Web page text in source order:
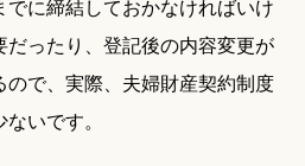
に締結しておかなければいけ
ったり、登記後の内容変更が
で、実際、夫婦財産契約制度
いです。